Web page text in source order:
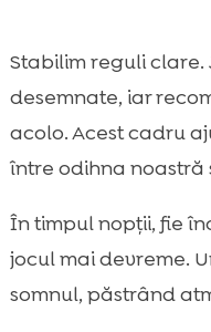
Stabilim reguli
desemnate, iar
acolo. Acest cadru
între odihna noastră
În timpul nopții, fie
jocul mai devreme.
somnul, păstrând